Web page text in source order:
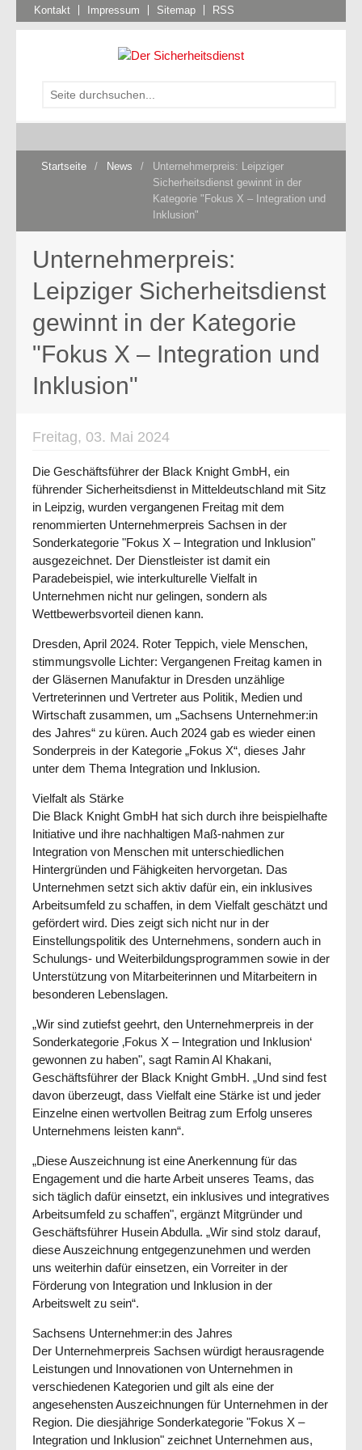
Kontakt Impressum Sitemap RSS
Startseite / News /
Unternehmerpreis: Leipziger
Sicherheitsdienst gewinnt in der
Kategorie "Fokus X – Integration und
Inklusion"
Unternehmerpreis:
Leipziger Sicherheitsdienst
gewinnt in der Kategorie
"Fokus X – Integration und
Inklusion"
Freitag, 03. Mai 2024
Die Geschäftsführer der Black Knight GmbH, ein
führender Sicherheitsdienst in Mitteldeutschland mit Sitz
in Leipzig, wurden vergangenen Freitag mit dem
renommierten Unternehmerpreis Sachsen in der
Sonderkategorie "Fokus X – Integration und Inklusion"
ausgezeichnet. Der Dienstleister ist damit ein
Paradebeispiel, wie interkulturelle Vielfalt in
Unternehmen nicht nur gelingen, sondern als
Wettbewerbsvorteil dienen kann.
Dresden, April 2024. Roter Teppich, viele Menschen,
stimmungsvolle Lichter: Vergangenen Freitag kamen in
der Gläsernen Manufaktur in Dresden unzählige
Vertreterinnen und Vertreter aus Politik, Medien und
Wirtschaft zusammen, um „Sachsens Unternehmer:in
des Jahres“ zu küren. Auch 2024 gab es wieder einen
Sonderpreis in der Kategorie „Fokus X“, dieses Jahr
unter dem Thema Integration und Inklusion.
Vielfalt als Stärke
Die Black Knight GmbH hat sich durch ihre beispielhafte
Initiative und ihre nachhaltigen Maß-nahmen zur
Integration von Menschen mit unterschiedlichen
Hintergründen und Fähigkeiten hervorgetan. Das
Unternehmen setzt sich aktiv dafür ein, ein inklusives
Arbeitsumfeld zu schaffen, in dem Vielfalt geschätzt und
gefördert wird. Dies zeigt sich nicht nur in der
Einstellungspolitik des Unternehmens, sondern auch in
Schulungs- und Weiterbildungsprogrammen sowie in der
Unterstützung von Mitarbeiterinnen und Mitarbeitern in
besonderen Lebenslagen.
„Wir sind zutiefst geehrt, den Unternehmerpreis in der
Sonderkategorie ‚Fokus X – Integration und Inklusion‘
gewonnen zu haben", sagt Ramin Al Khakani,
Geschäftsführer der Black Knight GmbH. „Und sind fest
davon überzeugt, dass Vielfalt eine Stärke ist und jeder
Einzelne einen wertvollen Beitrag zum Erfolg unseres
Unternehmens leisten kann“.
„Diese Auszeichnung ist eine Anerkennung für das
Engagement und die harte Arbeit unseres Teams, das
sich täglich dafür einsetzt, ein inklusives und integratives
Arbeitsumfeld zu schaffen", ergänzt Mitgründer und
Geschäftsführer Husein Abdulla. „Wir sind stolz darauf,
diese Auszeichnung entgegenzunehmen und werden
uns weiterhin dafür einsetzen, ein Vorreiter in der
Förderung von Integration und Inklusion in der
Arbeitswelt zu sein“.
Sachsens Unternehmer:in des Jahres
Der Unternehmerpreis Sachsen würdigt herausragende
Leistungen und Innovationen von Unternehmen in
verschiedenen Kategorien und gilt als eine der
angesehensten Auszeichnungen für Unternehmen in der
Region. Die diesjährige Sonderkategorie "Fokus X –
Integration und Inklusion" zeichnet Unternehmen aus,